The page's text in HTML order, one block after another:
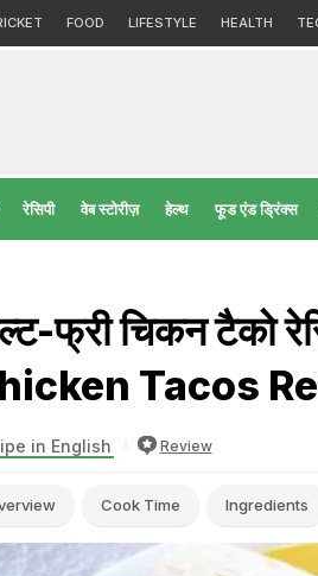
FOOD LIFESTYLE HEALTH
रेसिपी वेब स्टोरीज़ हेल्‍थ फूड एंड ड्रिंक्स
फ्री चिकन टैको
Tacos
in English Review
Cook Time Ingredients